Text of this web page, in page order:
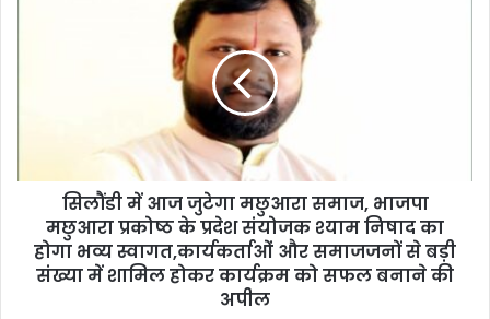
सिलौंडी में आज जुटेगा मछुआरा समाज, भाजपा
मछुआरा प्रकोष्ठ के प्रदेश संयोजक श्याम निषाद का
होगा भव्य स्वागत,कार्यकर्ताओं और समाजजनों से बड़ी
संख्या में शामिल होकर कार्यक्रम को सफल बनाने की
अपील